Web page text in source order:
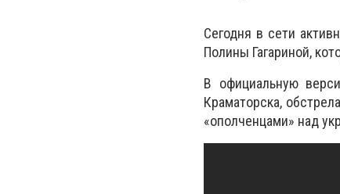
Сегодня в сети
Полины Гагариной,
В официальную
Краматорска,
«ополченцами» над